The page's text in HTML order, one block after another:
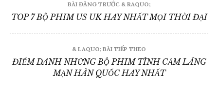
hướng
bài
viết
BÀI ĐĂNG TRƯỚC & RAQUO;
TOP 7 BỘ PHIM US UK HAY NHẤT MỌI THỜI ĐẠI
& LAQUO; BÀI TIẾP THEO
ĐIỂM DANH NHỮNG BỘ PHIM TÌNH CẢM LÃNG
MẠN HÀN QUỐC HAY NHẤT